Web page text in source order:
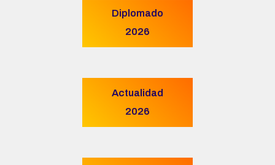
Diplomado
2026
Actualidad
2026